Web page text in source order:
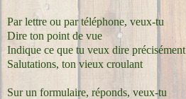
Par lettre ou par téléphone, veux-tu
Dire ton point de vue
Indique ce que tu veux dire précisément
Salutations, ton vieux croulant
Sur un formulaire, réponds, veux-tu